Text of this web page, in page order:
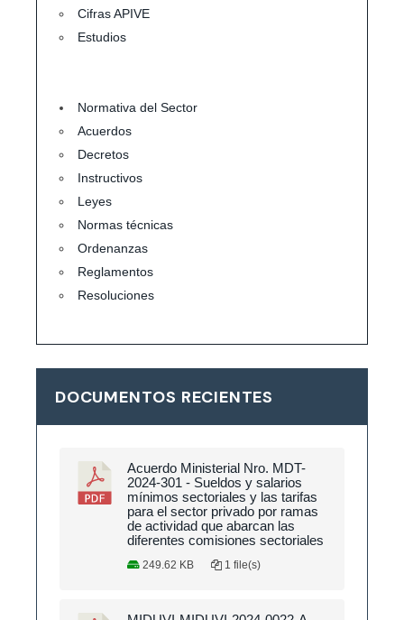
Cifras APIVE
Estudios
Normativa del Sector
Acuerdos
Decretos
Instructivos
Leyes
Normas técnicas
Ordenanzas
Reglamentos
Resoluciones
DOCUMENTOS RECIENTES
Acuerdo Ministerial Nro. MDT-
2024-301 - Sueldos y salarios
mínimos sectoriales y las tarifas
para el sector privado por ramas
de actividad que abarcan las
diferentes comisiones sectoriales
249.62 KB 1 file(s)